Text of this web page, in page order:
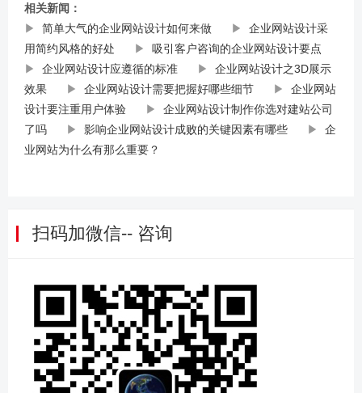
相关新闻：
▶ 简单大气的企业网站设计如何来做 ▶ 企业网站设计采
用简约风格的好处 ▶ 吸引客户咨询的企业网站设计要点
▶ 企业网站设计应遵循的标准 ▶ 企业网站设计之3D展示
效果 ▶ 企业网站设计需要把握好哪些细节 ▶ 企业网站
设计要注重用户体验 ▶ 企业网站设计制作你选对建站公司
了吗 ▶ 影响企业网站设计成败的关键因素有哪些 ▶ 企
业网站为什么有那么重要？
扫码加微信-- 咨询